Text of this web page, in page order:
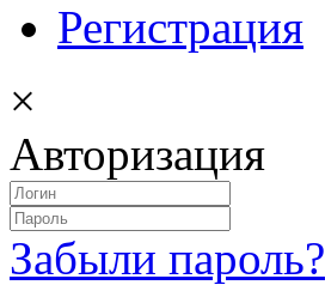
Регистрация
×
Авторизация
Забыли пароль?